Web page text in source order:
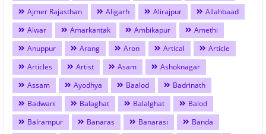
Ajmer Rajasthan
Aligarh Alirajpur
Allahbaad
Alwar
Amarkantak Ambikapur
Amethi
Anuppur
Arang Aron Artical
Article
Articles
Artist Asam
Ashoknagar
Assam
Ayodhya Baalod
Badrinath
Badwani
Balaghat Balalghat
Balod
Balrampur
Banaras Banarasi
Banda